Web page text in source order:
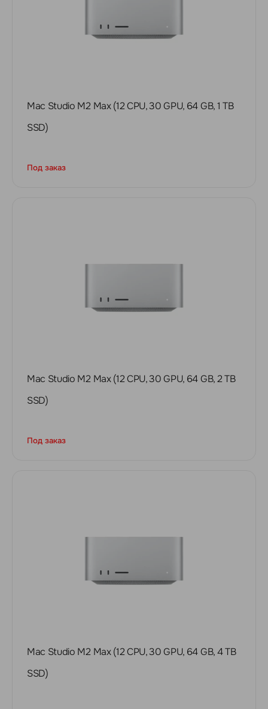
Mac Studio M2 Max (12 CPU, 30 GPU, 64 GB, 1 TB
SSD)
Под заказ
Mac Studio M2 Max (12 CPU, 30 GPU, 64 GB, 2 TB
SSD)
Под заказ
Mac Studio M2 Max (12 CPU, 30 GPU, 64 GB, 4 TB
SSD)